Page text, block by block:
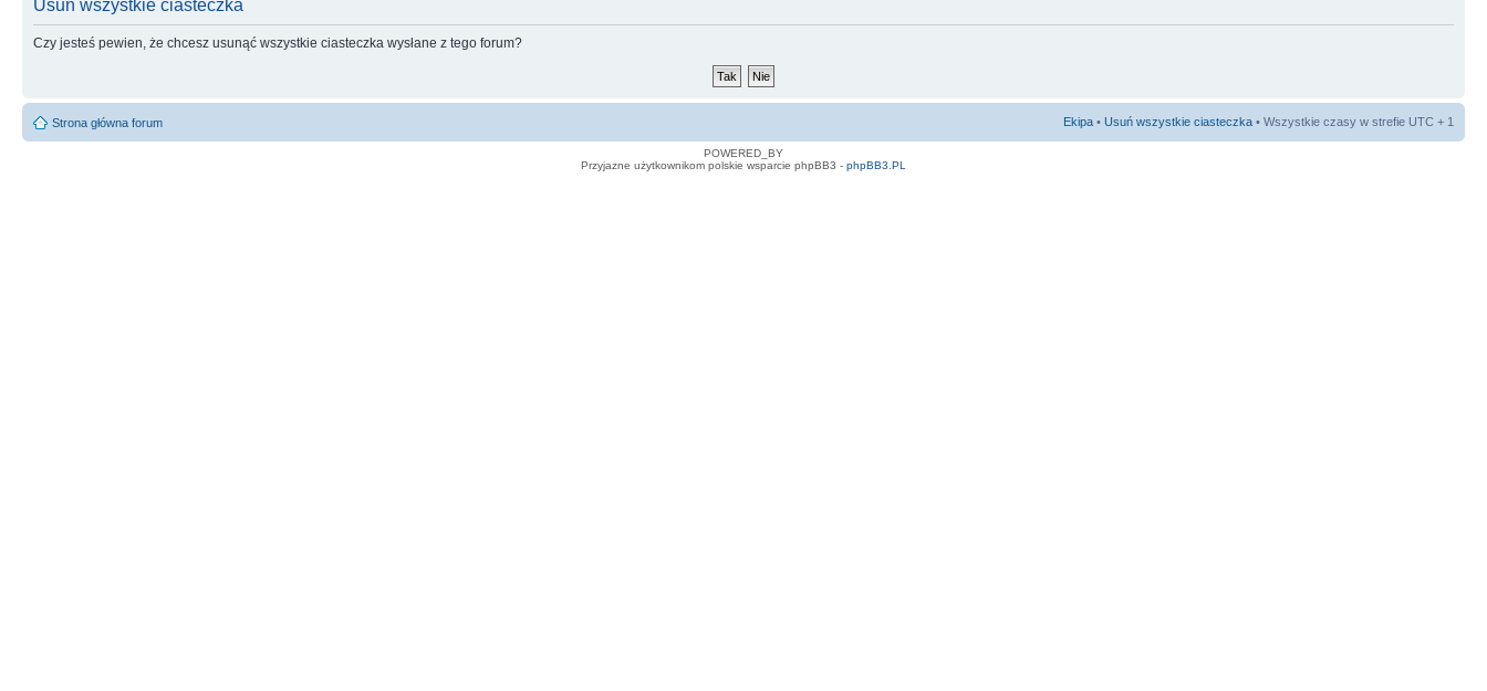
Usuń wszystkie ciasteczka
Czy jesteś pewien, że chcesz usunąć wszystkie ciasteczka wysłane z tego forum?
Strona główna forum Ekipa • Usuń wszystkie ciasteczka • Wszystkie czasy w strefie UTC + 1
POWERED_BY
Przyjazne użytkownikom polskie wsparcie phpBB3 - phpBB3.PL